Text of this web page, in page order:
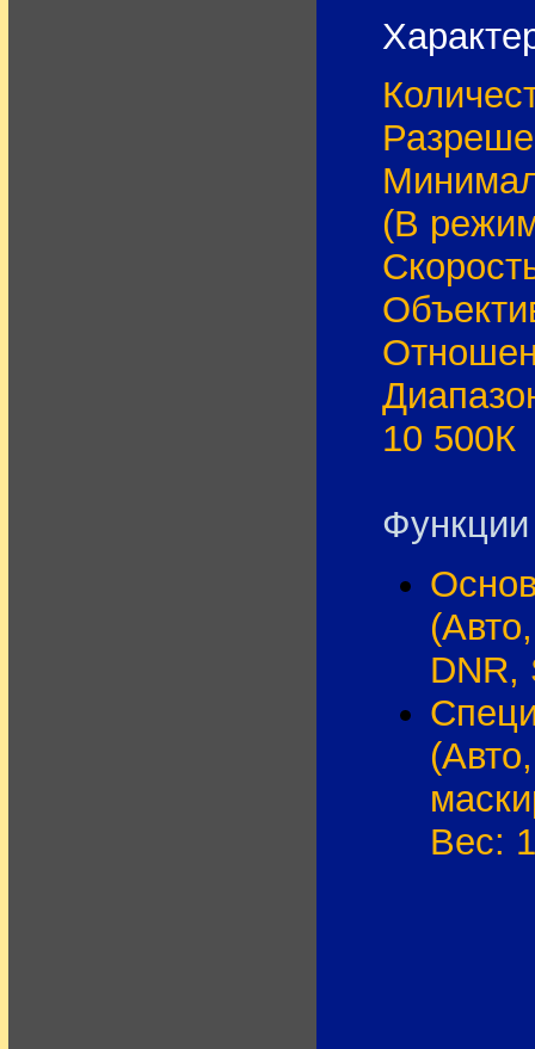
(В
10 500К
DNR,
Вес: